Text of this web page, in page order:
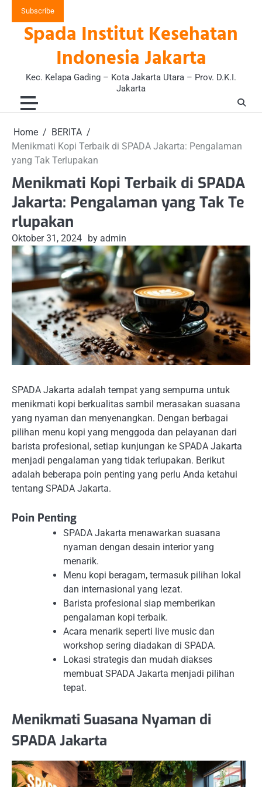
content
Subscribe
Spada Institut Kesehatan
Indonesia Jakarta
Kec. Kelapa Gading – Kota Jakarta Utara – Prov. D.K.I.
Jakarta
Home
BERITA
Menikmati Kopi Terbaik di SPADA Jakarta: Pengalaman
yang Tak Terlupakan
Menikmati Kopi Terbaik di SPADA
Jakarta: Pengalaman yang Tak Te
rlupakan
Oktober 31, 2024 by admin
SPADA Jakarta adalah tempat yang sempurna untuk
menikmati kopi berkualitas sambil merasakan suasana
yang nyaman dan menyenangkan. Dengan berbagai
pilihan menu kopi yang menggoda dan pelayanan dari
barista profesional, setiap kunjungan ke SPADA Jakarta
menjadi pengalaman yang tidak terlupakan. Berikut
adalah beberapa poin penting yang perlu Anda ketahui
tentang SPADA Jakarta.
Poin Penting
SPADA Jakarta menawarkan suasana
nyaman dengan desain interior yang
menarik.
Menu kopi beragam, termasuk pilihan lokal
dan internasional yang lezat.
Barista profesional siap memberikan
pengalaman kopi terbaik.
Acara menarik seperti live music dan
workshop sering diadakan di SPADA.
Lokasi strategis dan mudah diakses
membuat SPADA Jakarta menjadi pilihan
tepat.
Menikmati Suasana Nyaman di
SPADA Jakarta